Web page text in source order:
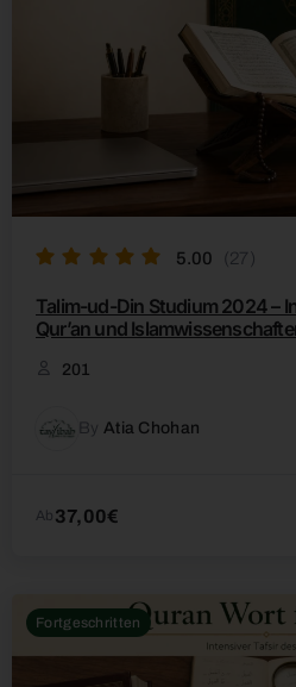
5.00 (27)
Talim-ud-Din Studium 2024 –
Qur’an und
201
By Atia Chohan
Ab 37,00€
Fortgeschritten